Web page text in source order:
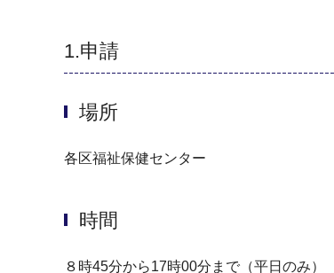
1.申請
場所
各区福祉保健センター
時間
８時45分から17時00分まで（平日のみ）